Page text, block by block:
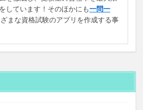
しています！そのほかにも一問一
まな資格試験のアプリを作成する事